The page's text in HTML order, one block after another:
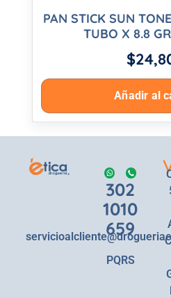
PAN STICK SUN
TUBO X 8.8
$
Añadir al
302
1010
659
PQRS